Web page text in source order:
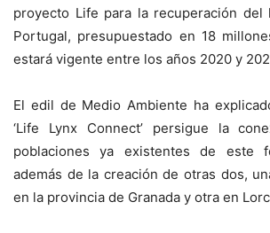
proyecto Life para la recuperación del
Portugal, presupuestado en 18
estará vigente entre los años 2020 y
El edil de Medio Ambiente ha
‘Life Lynx Connect’ persigue la
poblaciones ya existentes de este
además de la creación de otras dos,
en la provincia de Granada y otra en